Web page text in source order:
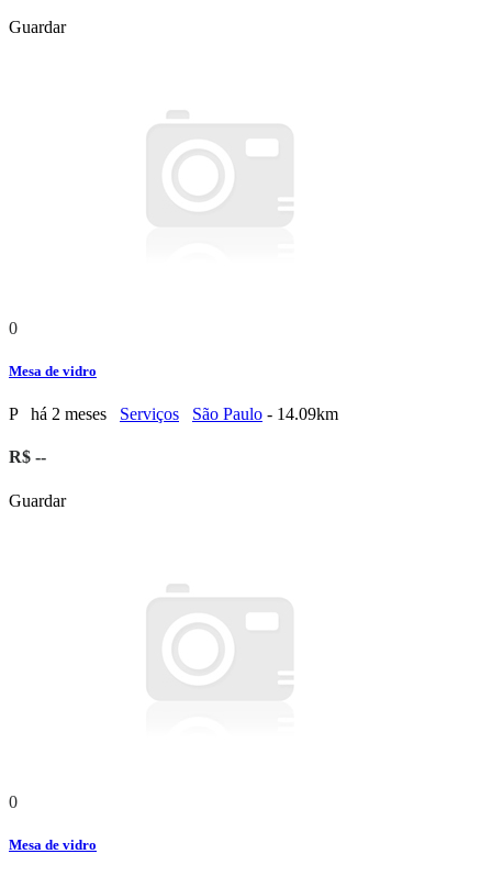
Guardar
0
Mesa de vidro
P há 2 meses Serviços São Paulo - 14.09km
R$ --
Guardar
0
Mesa de vidro